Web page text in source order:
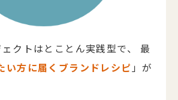
クトはとことん実践型で、
最
い方に届くブランドレシピ 」が